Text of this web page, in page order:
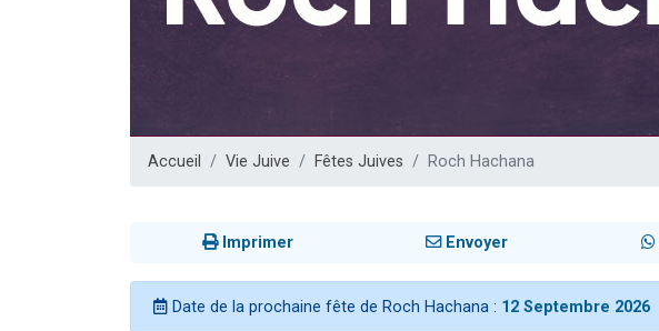
Ariel vient de donner son Maasser
Accueil Vie Juive Fêtes Juives Roch Hachana
Imprimer Envoyer
Date de la prochaine fête de Roch Hachana : 12 Septembre 2026